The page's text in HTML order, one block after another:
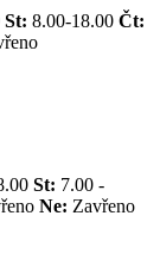
St: 8.00-18.00 Čt:
St: 7.00 -
Ne: Zavřeno